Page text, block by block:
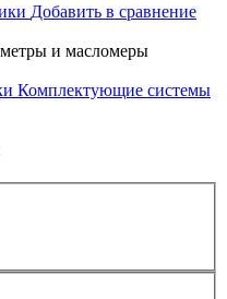
Добавить в сравнение
и масломеры
Комплектующие системы